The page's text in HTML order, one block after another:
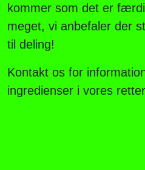
kommer som det er
meget, vi anbefaler der
til deling!
Kontakt os for
ingredienser i vores